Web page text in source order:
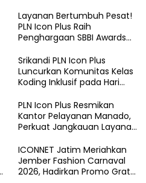
Malang
Layanan Bertumbuh Pesat!
PLN Icon Plus Raih
Penghargaan SBBI Awards
Srikandi PLN Icon Plus
Luncurkan Komunitas Kelas
Koding Inklusif pada Hari
PLN Icon Plus Resmikan
Kantor Pelayanan Manado,
Perkuat Jangkauan Layanan
ICONNET Jatim Meriahkan
Jember Fashion Carnaval
2026, Hadirkan Promo Gratis